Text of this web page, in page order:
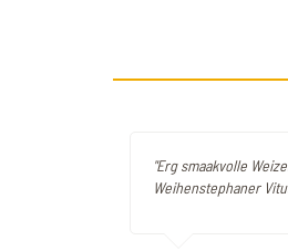
"Erg smaakvolle
Weihenstephaner